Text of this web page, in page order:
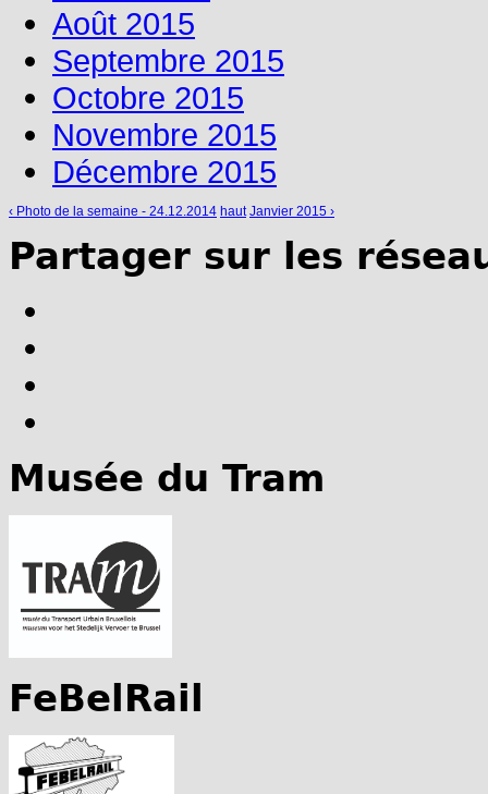
Août 2015
Septembre 2015
Octobre 2015
Novembre 2015
Décembre 2015
‹ Photo de la semaine - 24.12.2014 haut Janvier 2015 ›
Partager sur les
Musée du Tram
FeBelRail